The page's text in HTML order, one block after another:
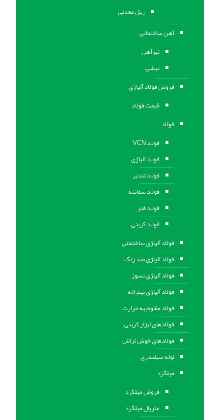
ریل معدنی
آهن ساختمانی
تیرآهن
نبشی
فروش فولاد آلیاژی
قیمت فولاد
فولاد
فولاد VCN
فولاد آلیاژی
فولاد تندبر
فولاد سمانته
فولاد فنر
فولاد کربنی
فولاد آلیاژی ساختمانی
فولاد آلیاژی ضد زنگ
فولاد آلیاژی نسوز
فولاد آلیاژی نیتراته
فولاد مقاوم به حرارت
فولادهای ابزار کربنی
فولادهای خوش تراش
لوله سیلندری
میلگرد
فروش میلگرد
متریال میلگرد